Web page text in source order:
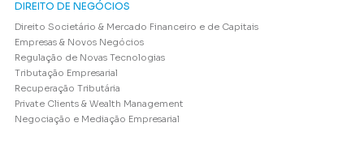
DIREITO DE NEGÓCIOS
Direito Societário & Mercado Financeiro e de Capitais
Empresas & Novos Negócios
Regulação de Novas Tecnologias
Tributação Empresarial
Recuperação Tributária
Private Clients & Wealth Management
Negociação e Mediação Empresarial